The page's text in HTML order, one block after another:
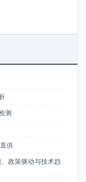
测
供
政策驱动与技术趋